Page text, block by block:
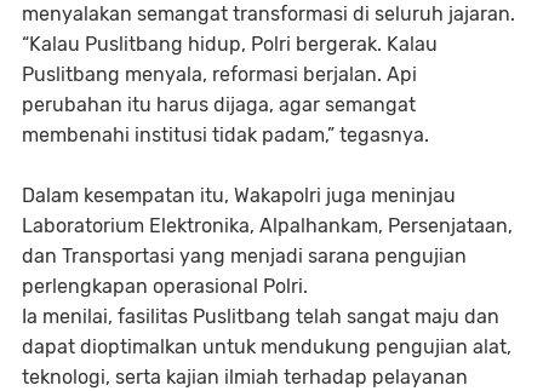
menyalakan semangat transformasi di seluruh jajaran.
“Kalau Puslitbang hidup, Polri bergerak. Kalau
Puslitbang menyala, reformasi berjalan. Api
perubahan itu harus dijaga, agar semangat
membenahi institusi tidak padam,” tegasnya.
Dalam kesempatan itu, Wakapolri juga meninjau
Laboratorium Elektronika, Alpalhankam, Persenjataan,
dan Transportasi yang menjadi sarana pengujian
perlengkapan operasional Polri.
Ia menilai, fasilitas Puslitbang telah sangat maju dan
dapat dioptimalkan untuk mendukung pengujian alat,
teknologi, serta kajian ilmiah terhadap pelayanan